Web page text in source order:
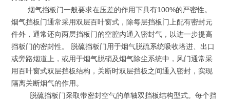
烟气挡板门一般要求在压差的作用下具有100%的严密性。
烟气挡板门通常采用双层百叶窗式，除每层挡板门上配有密封元
件外，通常还向两层挡板门的空腔内通入密封气，以进一步提高
挡板门的密封性。 脱硫挡板门用于烟气脱硫系统吸收塔进、出口
或旁路烟道上，或用于烟气脱硝及烟气除尘系统中，风门通常采
用百叶窗式双层挡板结构，关断时双层挡板之间通入密封，实现
隔离关断烟气的作用。
脱硫挡板门采取带密封空气的单轴双挡板结构型式。每个挡